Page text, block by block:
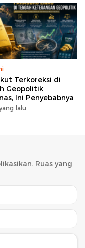
Terkoreksi di
Geopolitik
Ini Penyebabnya
lalu
Ruas yang